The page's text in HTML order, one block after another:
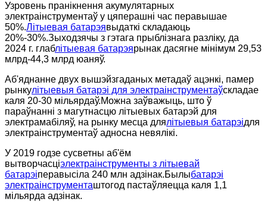
Узровень пранікнення акумулятарных
электраінструментаў у цяперашні час перавышае
50%.Літыевая батарэявыдаткі складаюць
20%-30%.Зыходзячы з гэтага прыблізнага разліку, да
2024 г. глаблітыевая батарэярынак дасягне мінімум 29,53
млрд-44,3 млрд юаняў.
Аб'яднанне двух вышэйзгаданых метадаў ацэнкі, памер
рынкулітыевыя батарэі для электраінструментаўскладае
каля 20-30 мільярдаў.Можна заўважыць, што ў
параўнанні з магутнасцю літыевых батарэй для
электрамабіляў, на рынку месца длялітыевыя батарэідля
электраінструментаў адносна невялікі.
У 2019 годзе сусветны аб'ём
вытворчасціэлектраінструменты з літыевай
батарэіперавысіла 240 млн адзінак.Былыбатарэі
электраінструменташтогод пастаўляецца каля 1,1
мільярда адзінак.